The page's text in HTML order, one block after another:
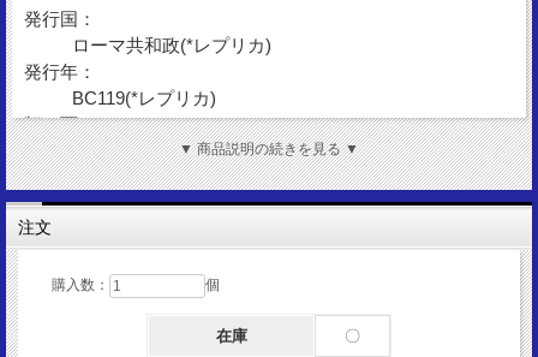
発行国：
ローマ共和政(*レプリカ)
発行年：
BC119(*レプリカ)
額 面：
デナリウス
金 性：
Silver925
表図柄：
ヤヌス神
戦勝トロフィーとローマ神
▼ 商品説明の続きを見る ▼
注文
購入数： 個
在庫 〇